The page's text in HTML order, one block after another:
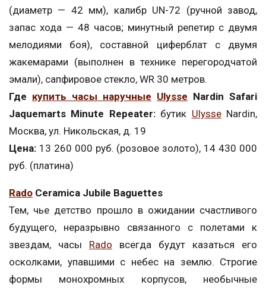
(диаметр — 42 мм), калибр UN-72 (ручной завод,
запас хода — 48 часов; минутный репетир с двумя
мелодиями боя), составной циферблат с двумя
жакемарами (выполнен в технике перегородчатой
эмали), сапфировое стекло, WR 30 метров.
Где купить часы наручные Ulysse Nardin Safari
Jaquemarts Minute Repeater: бутик UlysseNardin,
Москва, ул. Никольская, д. 19
Цена: 13 260 000 руб. (розовое золото), 14 430 000
руб. (платина)
Rado Ceramica Jubile Baguettes
Тем, чье детство прошло в ожидании счастливого
будущего, неразрывно связанного с полетами к
звездам, часы Rado всегда будут казаться его
осколками, упавшими с небес на землю. Строгие
формы монохромных корпусов, необычные